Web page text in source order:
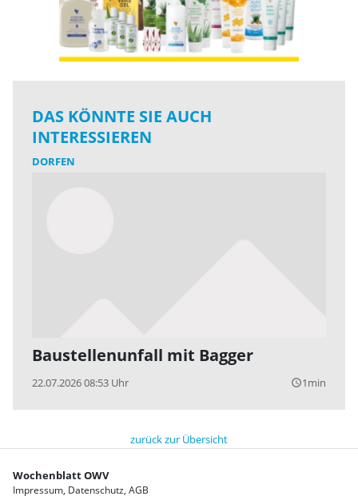
DAS KÖNNTE SIE AUCH
INTERESSIEREN
DORFEN
Baustellenunfall mit Bagger
22.07.2026 08:53 Uhr query_builder1min
zurück zur Übersicht
Wochenblatt OWV
Impressum Datenschutz AGB